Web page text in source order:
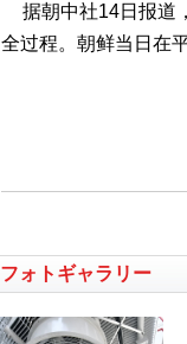
据朝中社14日报道
全过程。朝鲜当日在